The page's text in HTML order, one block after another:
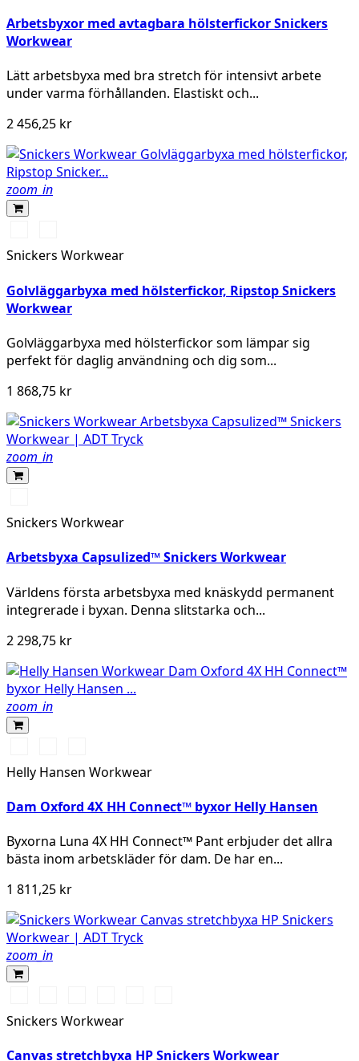
Arbetsbyxor med avtagbara hölsterfickor Snickers
Workwear
Lätt arbetsbyxa med bra stretch för intensivt arbete
under varma förhållanden. Elastiskt och...
2 456,25 kr
zoom_in
Snickers Workwear
Golvläggarbyxa med hölsterfickor, Ripstop Snickers
Workwear
Golvläggarbyxa med hölsterfickor som lämpar sig
perfekt för daglig användning och dig som...
1 868,75 kr
zoom_in
Snickers Workwear
Arbetsbyxa Capsulized™ Snickers Workwear
Världens första arbetsbyxa med knäskydd permanent
integrerade i byxan. Denna slitstarka och...
2 298,75 kr
zoom_in
BLACKSPRUCE/DARKEST
SPRUCE
NAVY/EBONY
Helly Hansen Workwear
Dam Oxford 4X HH Connect™ byxor Helly Hansen
Byxorna Luna 4X HH Connect™ Pant erbjuder det allra
bästa inom arbetskläder för dam. De har en...
1 811,25 kr
zoom_in
Snickers Workwear
Canvas stretchbyxa HP Snickers Workwear